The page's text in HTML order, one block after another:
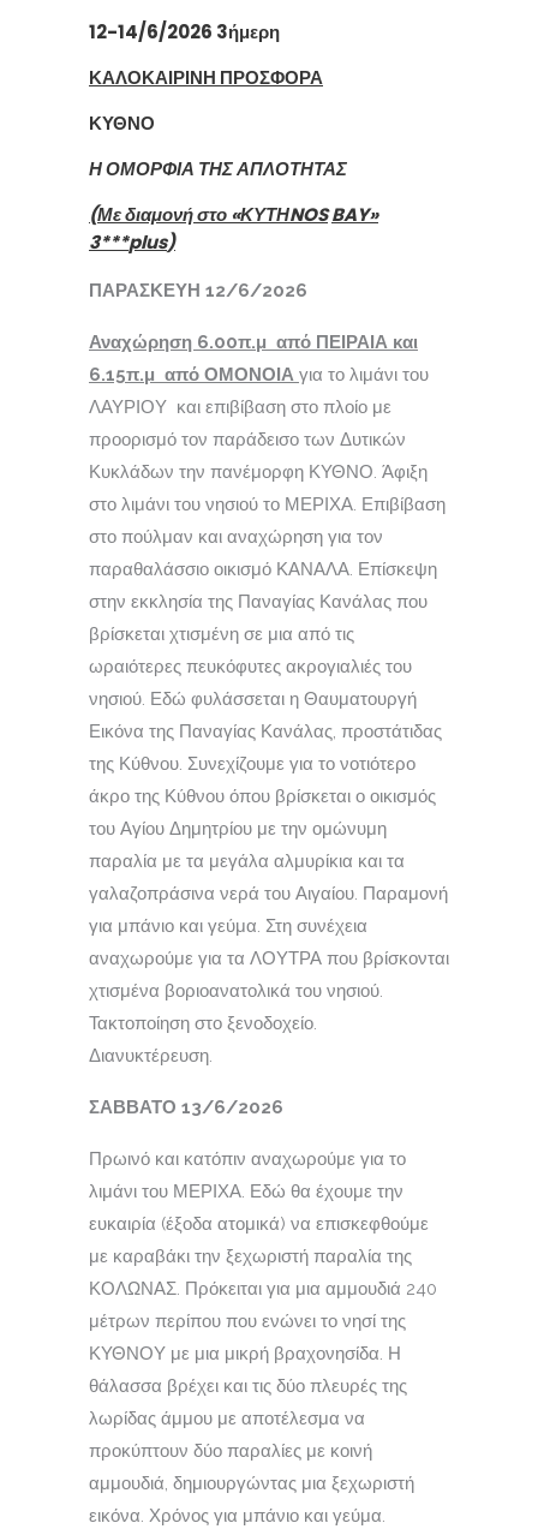
12-14/6/2026 3ήμερη
ΚΑΛΟΚΑΙΡΙΝΗ ΠΡΟΣΦΟΡΑ
ΚΥΘΝΟ
Η ΟΜΟΡΦΙΑ ΤΗΣ ΑΠΛΟΤΗΤΑΣ
(Με διαμονήστο «ΚΥΤΗNOSBAY»
3***plus)
ΠΑΡΑΣΚΕΥΗ 12/6/2026
Αναχώρηση 6.00π.μ από ΠΕΙΡΑΙΑ και
6.15π.μ από ΟΜΟΝΟΙΑ για το λιμάνι του
ΛΑΥΡΙΟΥ και επιβίβαση στο πλοίο με
προορισμό τον παράδεισο των Δυτικών
Κυκλάδων την πανέμορφη ΚΥΘΝΟ. Άφιξη
στο λιμάνι του νησιού το ΜΕΡΙΧΑ. Επιβίβαση
στο πούλμαν και αναχώρηση για τον
παραθαλάσσιο οικισμό ΚΑΝΑΛΑ. Επίσκεψη
στην εκκλησία της Παναγίας Κανάλας που
βρίσκεται χτισμένη σε μια από τις
ωραιότερες πευκόφυτες ακρογιαλιές του
νησιού. Εδώ φυλάσσεται η Θαυματουργή
Εικόνα της Παναγίας Κανάλας, προστάτιδας
της Κύθνου. Συνεχίζουμε για το νοτιότερο
άκρο της Κύθνου όπου βρίσκεται ο οικισμός
του Αγίου Δημητρίου με την ομώνυμη
παραλία με τα μεγάλα αλμυρίκια και τα
γαλαζοπράσινα νερά του Αιγαίου. Παραμονή
για μπάνιο και γεύμα. Στη συνέχεια
αναχωρούμε για τα ΛΟΥΤΡΑ που βρίσκονται
χτισμένα βοριοανατολικά του νησιού.
Τακτοποίηση στο ξενοδοχείο.
Διανυκτέρευση.
ΣΑΒΒΑΤΟ 13/6/2026
Πρωινό και κατόπιν αναχωρούμε για το
λιμάνι του ΜΕΡΙΧΑ. Εδώ θα έχουμε την
ευκαιρία (έξοδα ατομικά) να επισκεφθούμε
με καραβάκι την ξεχωριστή παραλία της
ΚΟΛΩΝΑΣ. Πρόκειται για μια αμμουδιά 240
μέτρων περίπου που ενώνει το νησί της
ΚΥΘΝΟΥ με μια μικρή βραχονησίδα. Η
θάλασσα βρέχει και τις δύο πλευρές της
λωρίδας άμμου με αποτέλεσμα να
προκύπτουν δύο παραλίες με κοινή
αμμουδιά, δημιουργώντας μια ξεχωριστή
εικόνα. Χρόνος για μπάνιο και γεύμα.